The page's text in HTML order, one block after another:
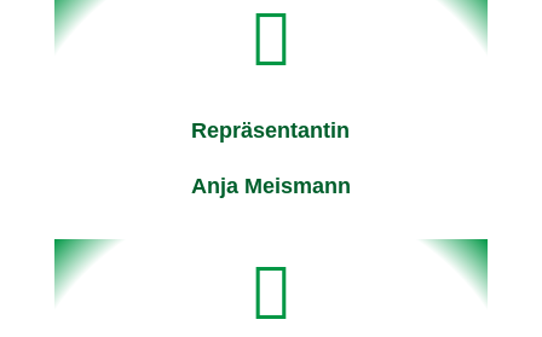

Repräsentantin
Anja Meismann
